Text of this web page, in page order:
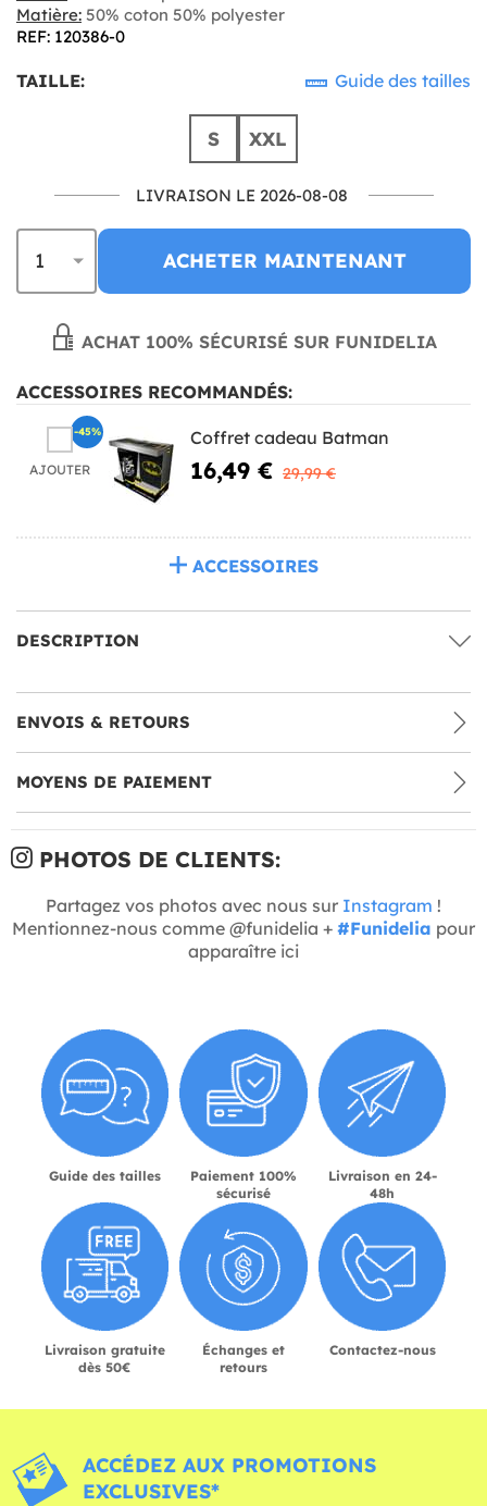
Matière: 50% coton 50% polyester
REF: 120386-0
TAILLE: Guide des tailles
S XXL
LIVRAISON LE 2026-08-08
ACHETER MAINTENANT
ACHAT 100% SÉCURISÉ SUR FUNIDELIA
ACCESSOIRES RECOMMANDÉS:
AJOUTER
Coffret cadeau Batman
16,49 € 29,99 €
-45%
ACCESSOIRES
DESCRIPTION
ENVOIS & RETOURS
MOYENS DE PAIEMENT
PHOTOS DE CLIENTS:
Partagez vos photos avec nous sur Instagram !
Mentionnez-nous comme @funidelia + #Funidelia pour
apparaître ici
Guide des tailles
Paiement 100%
sécurisé
Livraison en 24-
48h
Livraison gratuite
dès 50€
Échanges et
retours
Contactez-nous
ACCÉDEZ AUX PROMOTIONS
EXCLUSIVES*